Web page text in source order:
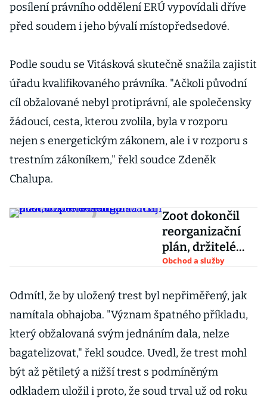
posílení právního oddělení ERÚ vypovídali dříve
před soudem i jeho bývalí místopředsedové.
Podle soudu se Vitásková skutečně snažila zajistit
úřadu kvalifikovaného právníka. "Ačkoli původní
cíl obžalované nebyl protiprávní, ale společensky
žádoucí, cesta, kterou zvolila, byla v rozporu
nejen s energetickým zákonem, ale i v rozporu s
trestním zákoníkem," řekl soudce Zdeněk
Chalupa.
Zoot dokončil
reorganizační
plán, držitelé
dluhopisů mají
desetinu
Obchod a služby
Odmítl, že by uložený trest byl nepřiměřený, jak
namítala obhajoba. "Význam špatného příkladu,
který obžalovaná svým jednáním dala, nelze
bagatelizovat," řekl soudce. Uvedl, že trest mohl
být až pětiletý a nižší trest s podmíněným
odkladem uložil i proto, že soud trval už od roku